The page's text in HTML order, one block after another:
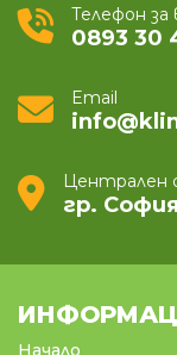
Телефон за
0893 30
Email
Централен
гр.
Начало